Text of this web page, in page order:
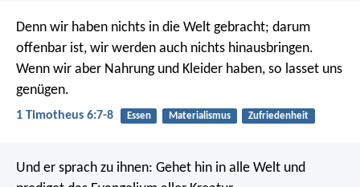
Denn wir haben nichts in die Welt gebracht; darum
offenbar ist, wir werden auch nichts hinausbringen.
Wenn wir aber Nahrung und Kleider haben, so lasset uns
genügen.
1 Timotheus 6:7-8 Essen Materialismus Zufriedenheit
Und er sprach zu ihnen: Gehet hin in alle Welt und